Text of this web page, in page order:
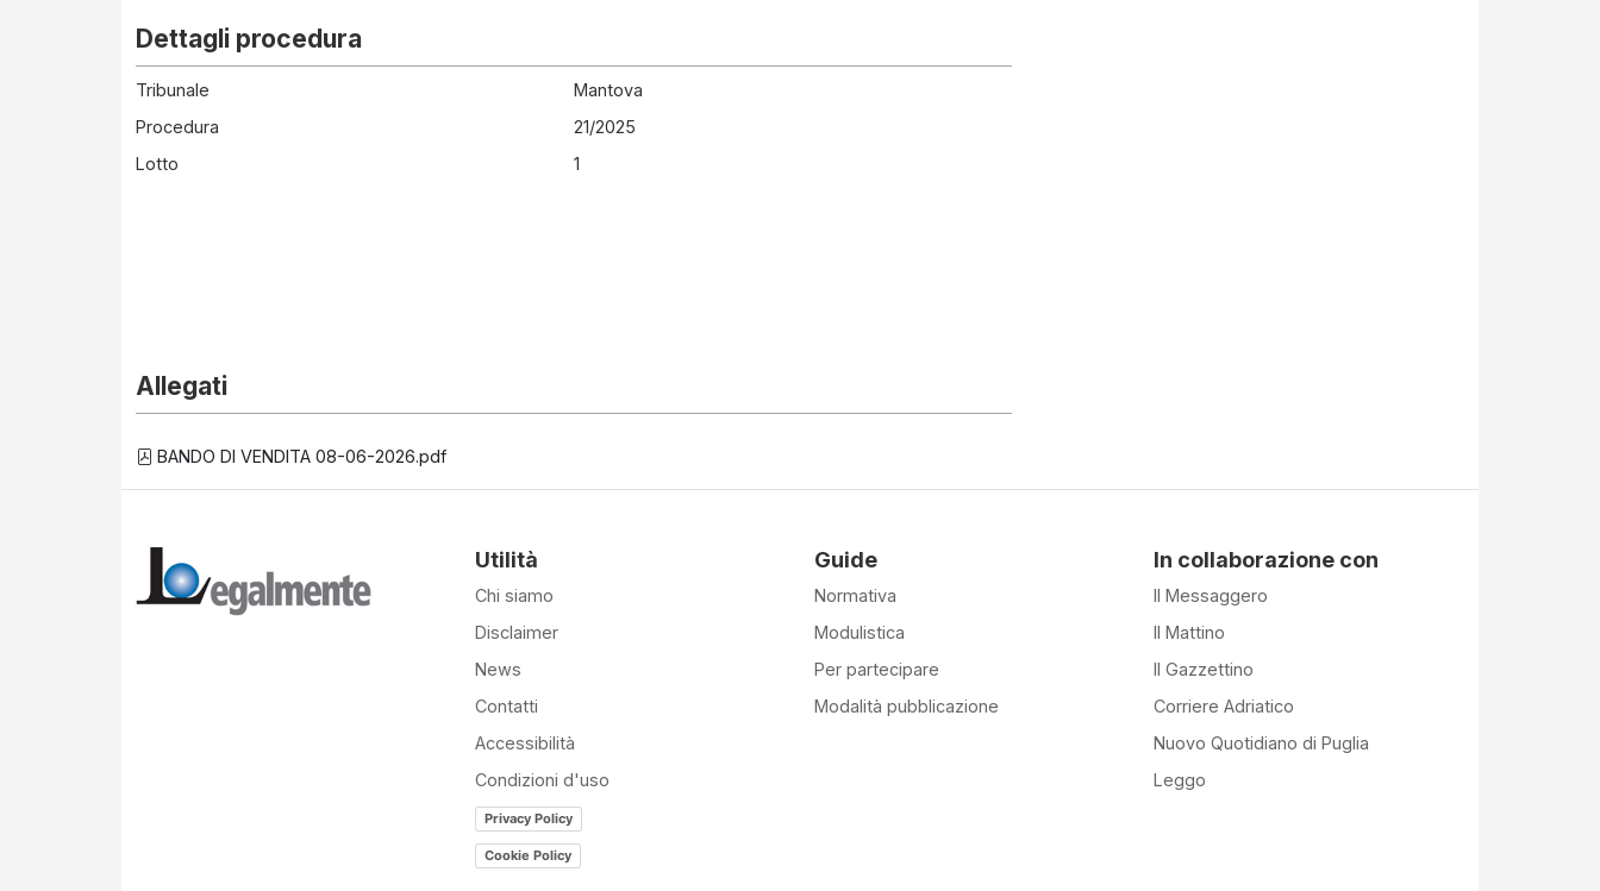
Dettagli procedura
Tribunale
Mantova
Procedura
21/2025
Lotto
1
Allegati
BANDO DI VENDITA 08-06-2026.pdf
Utilità
Chi siamo
Disclaimer
News
Contatti
Accessibilità
Condizioni d'uso
Privacy Policy
Cookie Policy
Guide
Normativa
Modulistica
Per partecipare
Modalità pubblicazione
In collaborazione con
Il Messaggero
Il Mattino
Il Gazzettino
Corriere Adriatico
Nuovo Quotidiano di Puglia
Leggo